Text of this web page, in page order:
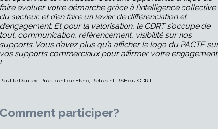
évoluer votre démarche grâce à l’intelligence collective
secteur, et d’en faire un levier de différenciation et
Et pour la valorisation, le CDRT s’occupe de
communication, référencement, visibilité sur nos
Vous n’avez plus qu’à afficher le logo du PACTE sur
supports commerciaux pour affirmer votre engagement
le Dantec, Président de Ekho, Référent RSE du CDRT
participer?